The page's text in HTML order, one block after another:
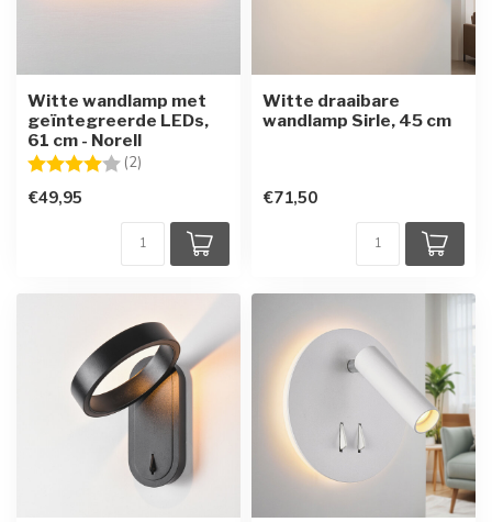
Witte wandlamp met
geïntegreerde LEDs,
61 cm - Norell
Beoordeling: (2)
€49,95
Witte draaibare
wandlamp Sirle, 45 cm
€71,50